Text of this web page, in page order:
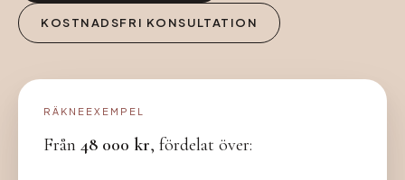
KOSTNADSFRI KONSULTATION
RÄKNEEXEMPEL
Från 48 000 kr, fördelat över: